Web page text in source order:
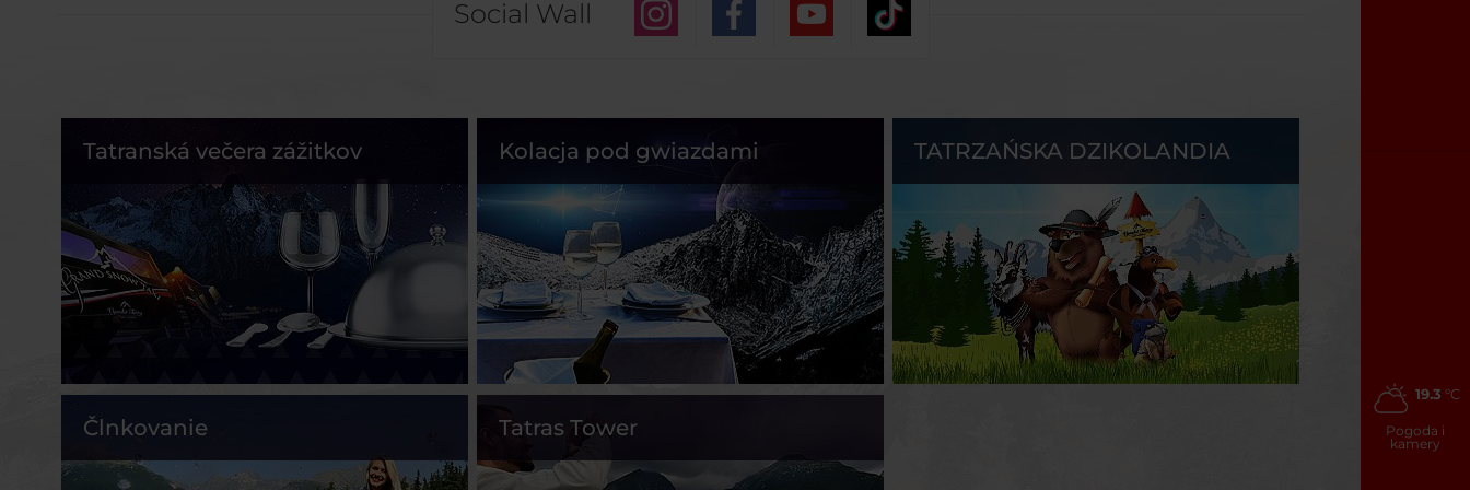
19.3 °C
Pogoda i
kamery
Social Wall
Tatranská večera zážitkov Kolacja pod gwiazdami TATRZAŃSKA DZIKOLANDIA
Člnkovanie Tatras Tower